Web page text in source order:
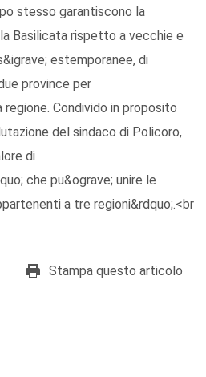
stesso garantiscono la
Basilicata rispetto a vecchie e
estemporanee, di
province per
regione. Condivido in proposito
del sindaco di Policoro,
di
che pu&ograve; unire le
a tre regioni&rdquo;.<br
Stampa questo articolo